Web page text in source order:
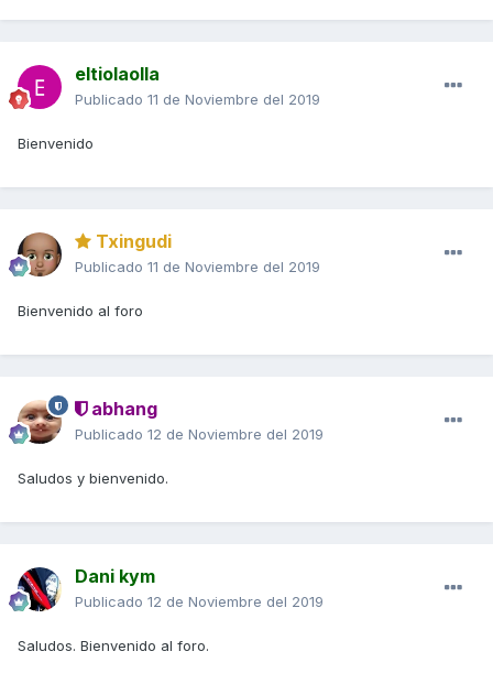
eltiolaolla
Publicado 11 de Noviembre del 2019
Bienvenido
Txingudi
Publicado 11 de Noviembre del 2019
Bienvenido al foro
abhang
Publicado 12 de Noviembre del 2019
Saludos y bienvenido.
Dani kym
Publicado 12 de Noviembre del 2019
Saludos. Bienvenido al foro.